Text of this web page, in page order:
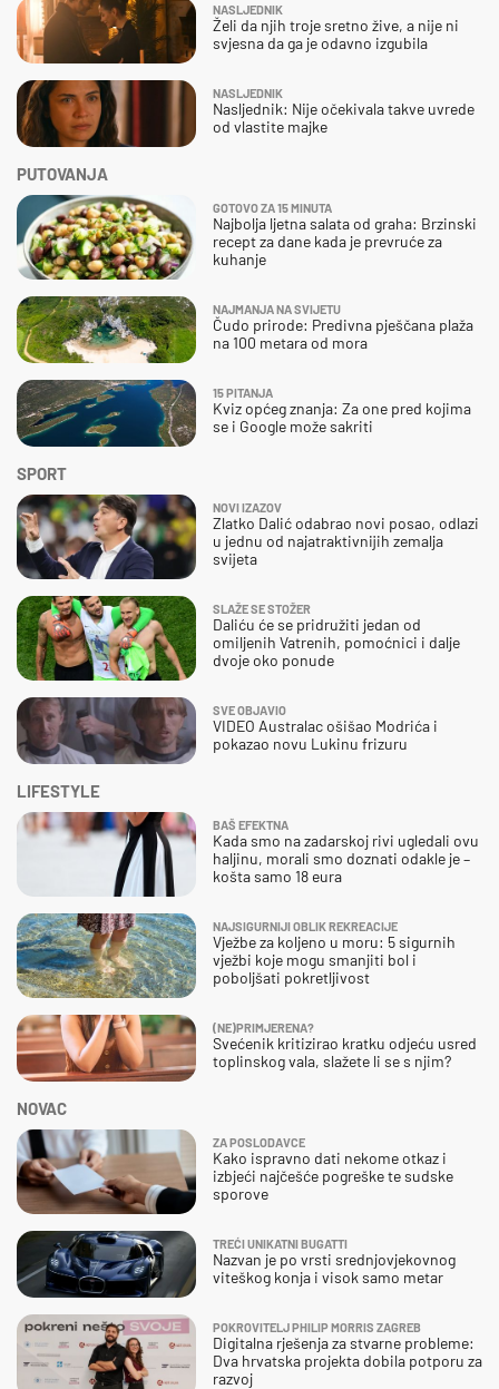
SPORT
NOVI IZAZOV
Zlatko Dalić odabrao novi posao, odlazi
u jednu od najatraktivnijih zemalja
svijeta
SLAŽE SE STOŽER
Daliću će se pridružiti jedan od
omiljenih Vatrenih, pomoćnici i dalje
dvoje oko ponude
SVE OBJAVIO
VIDEO Australac ošišao Modrića i
pokazao novu Lukinu frizuru
NASLJEDNIK
Želi da njih troje sretno žive, a nije ni
svjesna da ga je odavno izgubila
NASLJEDNIK
Nasljednik: Nije očekivala takve uvrede
od vlastite majke
PUTOVANJA
GOTOVO ZA 15 MINUTA
Najbolja ljetna salata od graha: Brzinski
recept za dane kada je prevruće za
kuhanje
NAJMANJA NA SVIJETU
Čudo prirode: Predivna pješčana plaža
na 100 metara od mora
15 PITANJA
Kviz općeg znanja: Za one pred kojima
se i Google može sakriti
NOVAC
ZA POSLODAVCE
Kako ispravno dati nekome otkaz i
izbjeći najčešće pogreške te sudske
sporove
TREĆI UNIKATNI BUGATTI
Nazvan je po vrsti srednjovjekovnog
viteškog konja i visok samo metar
POKROVITELJ PHILIP MORRIS ZAGREB
Digitalna rješenja za stvarne probleme:
Dva hrvatska projekta dobila potporu za
razvoj
LIFESTYLE
BAŠ EFEKTNA
Kada smo na zadarskoj rivi ugledali ovu
haljinu, morali smo doznati odakle je –
košta samo 18 eura
NAJSIGURNIJI OBLIK REKREACIJE
Vježbe za koljeno u moru: 5 sigurnih
vježbi koje mogu smanjiti bol i
poboljšati pokretljivost
(NE)PRIMJERENA?
Svećenik kritizirao kratku odjeću usred
toplinskog vala, slažete li se s njim?